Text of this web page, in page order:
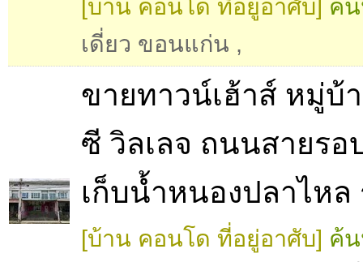
[บ้าน คอนโด ที่อยู่อาศับ] ค้
เดี่ยว ขอนแก่น ,
ขายทาวน์เฮ้าส์ หมู่บ้
ซี วิลเลจ ถนนสายรอ
เก็บน้ำหนองปลาไหล
[บ้าน คอนโด ที่อยู่อาศับ] ค้